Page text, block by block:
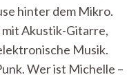
hinter dem Mikro.
Akustik-Gitarre,
Musik.
Wer ist Michelle –